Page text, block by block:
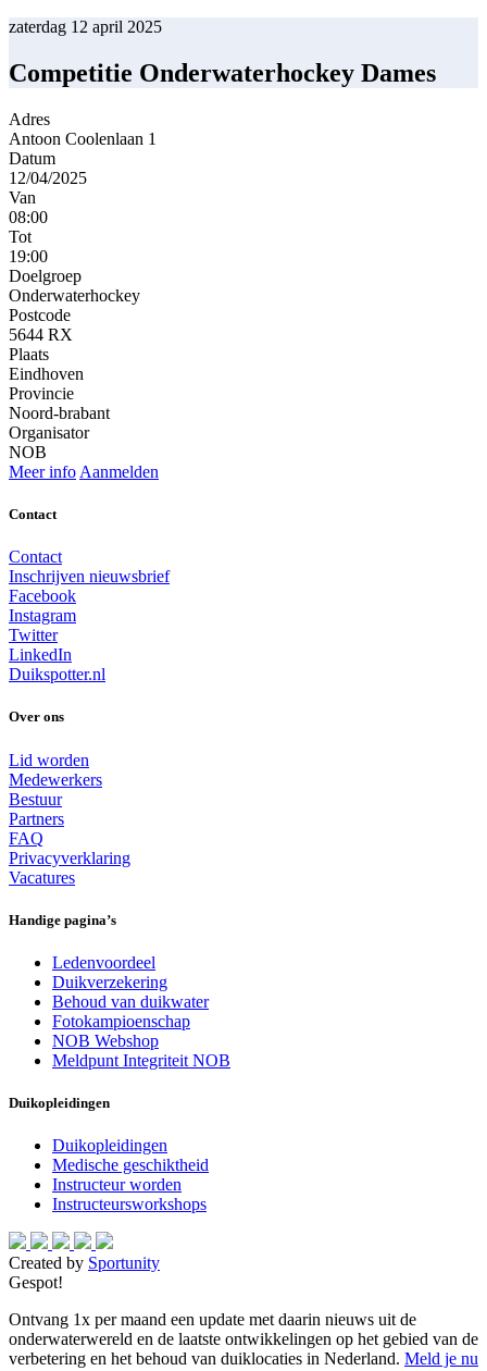
zaterdag 12 april 2025
Competitie Onderwaterhockey Dames
Adres
Antoon Coolenlaan 1
Datum
12/04/2025
Van
08:00
Tot
19:00
Doelgroep
Onderwaterhockey
Postcode
5644 RX
Plaats
Eindhoven
Provincie
Noord-brabant
Organisator
NOB
Meer info Aanmelden
Contact
Contact
Inschrijven nieuwsbrief
Facebook
Instagram
Twitter
LinkedIn
Duikspotter.nl
Over ons
Lid worden
Medewerkers
Bestuur
Partners
FAQ
Privacyverklaring
Vacatures
Handige pagina’s
Ledenvoordeel
Duikverzekering
Behoud van duikwater
Fotokampioenschap
NOB Webshop
Meldpunt Integriteit NOB
Duikopleidingen
Duikopleidingen
Medische geschiktheid
Instructeur worden
Instructeursworkshops
Created by Sportunity
Gespot!
Ontvang 1x per maand een update met daarin nieuws uit de
onderwaterwereld en de laatste ontwikkelingen op het gebied van de
verbetering en het behoud van duiklocaties in Nederland. Meld je nu